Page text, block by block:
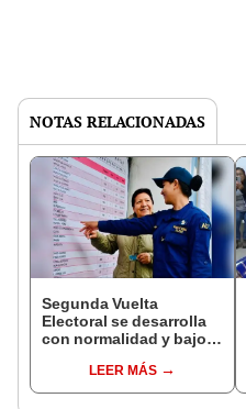
NOTAS RELACIONADAS
Segunda Vuelta
Electoral se desarrolla
con normalidad y bajo
seguridadLEER MÁS